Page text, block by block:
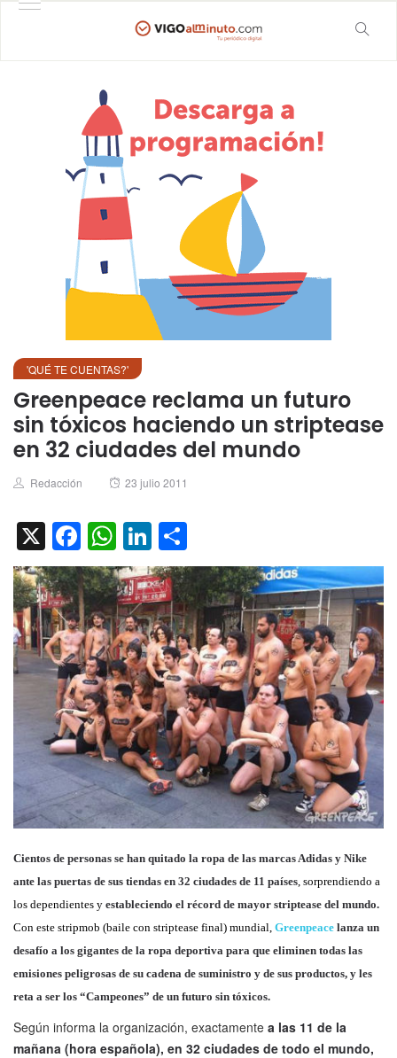
'QUÉ TE CUENTAS?'
Greenpeace reclama un futuro
sin tóxicos haciendo un striptease
en 32 ciudades del mundo
Author
Redacción
Posted
23 julio 2011
X Facebook
WhatsApp
LinkedIn
Cientos de personas se han quitado la ropa de las marcas Adidas y Nike
ante las puertas de sus tiendas en 32 ciudades de 11 países , sorprendiendo a
los dependientes y estableciendo el récord de mayor striptease del mundo.
Con este stripmob (baile con striptease final) mundial, Greenpeace lanza un
desafío a los gigantes de la ropa deportiva para que eliminen todas las
emisiones peligrosas de su cadena de suministro y de sus productos, y les
reta a ser los “Campeones” de un futuro sin tóxicos.
Según informa la organización, exactamente a las 11 de la
mañana (hora española), en 32 ciudades de todo el mundo,